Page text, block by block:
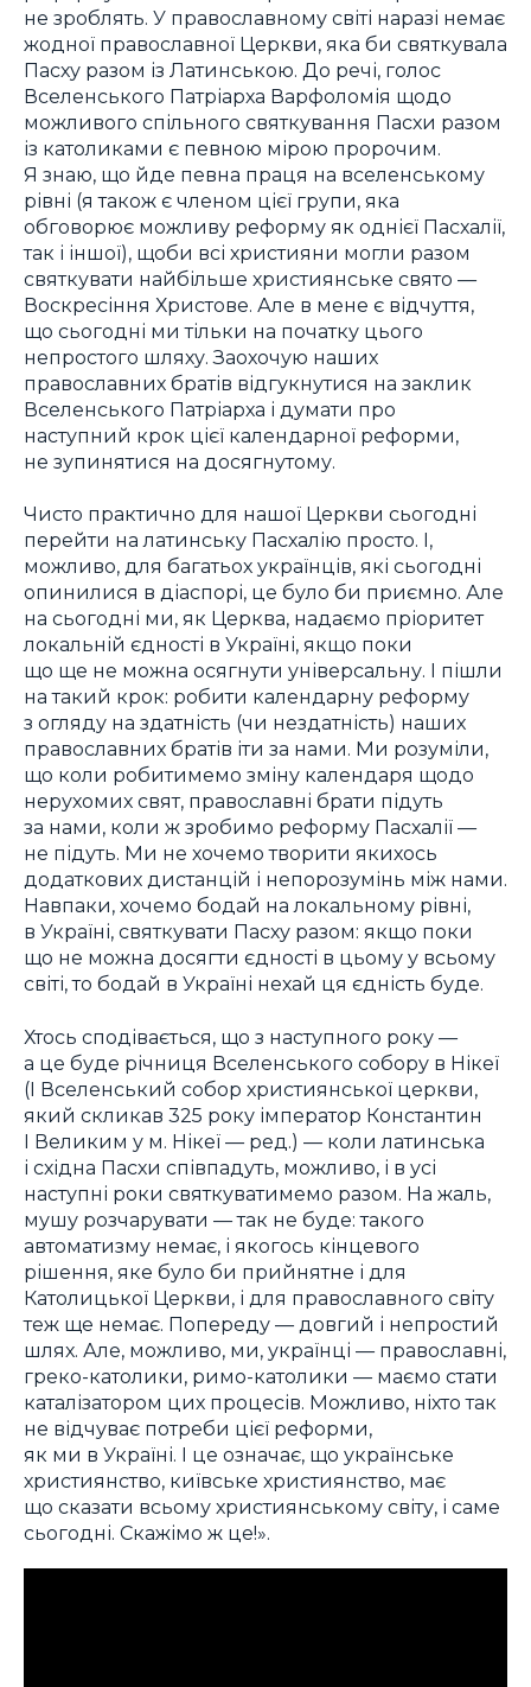
не зроблять. У православному світі наразі немає
жодної православної Церкви, яка би святкувала
Пасху разом із Латинською. До речі, голос
Вселенського Патріарха Варфоломія щодо
можливого спільного святкування Пасхи разом
із католиками є певною мірою пророчим.
Я знаю, що йде певна праця на вселенському
рівні (я також є членом цієї групи, яка
обговорює можливу реформу як однієї Пасхалії,
так і іншої), щоби всі християни могли разом
святкувати найбільше християнське свято —
Воскресіння Христове. Але в мене є відчуття,
що сьогодні ми тільки на початку цього
непростого шляху. Заохочую наших
православних братів відгукнутися на заклик
Вселенського Патріарха і думати про
наступний крок цієї календарної реформи,
не зупинятися на досягнутому.
Чисто практично для нашої Церкви сьогодні
перейти на латинську Пасхалію просто. І,
можливо, для багатьох українців, які сьогодні
опинилися в діаспорі, це було би приємно. Але
на сьогодні ми, як Церква, надаємо пріоритет
локальній єдності в Україні, якщо поки
що ще не можна осягнути універсальну. І пішли
на такий крок: робити календарну реформу
з огляду на здатність (чи нездатність) наших
православних братів іти за нами. Ми розуміли,
що коли робитимемо зміну календаря щодо
нерухомих свят, православні брати підуть
за нами, коли ж зробимо реформу Пасхалії —
не підуть. Ми не хочемо творити якихось
додаткових дистанцій і непорозумінь між нами.
Навпаки, хочемо бодай на локальному рівні,
в Україні, святкувати Пасху разом: якщо поки
що не можна досягти єдності в цьому у всьому
світі, то бодай в Україні нехай ця єдність буде.
Хтось сподівається, що з наступного року —
а це буде річниця Вселенського собору в Нікеї
(І Вселенський собор християнської церкви,
який скликав 325 року імператор Константин
І Великим у м. Нікеї — ред.) — коли латинська
і східна Пасхи співпадуть, можливо, і в усі
наступні роки святкуватимемо разом. На жаль,
мушу розчарувати — так не буде: такого
автоматизму немає, і якогось кінцевого
рішення, яке було би прийнятне і для
Католицької Церкви, і для православного світу
теж ще немає. Попереду — довгий і непростий
шлях. Але, можливо, ми, українці — православні,
греко-католики, римо-католики — маємо стати
каталізатором цих процесів. Можливо, ніхто так
не відчуває потреби цієї реформи,
як ми в Україні. І це означає, що українське
християнство, київське християнство, має
що сказати всьому християнському світу, і саме
сьогодні. Скажімо ж це!».